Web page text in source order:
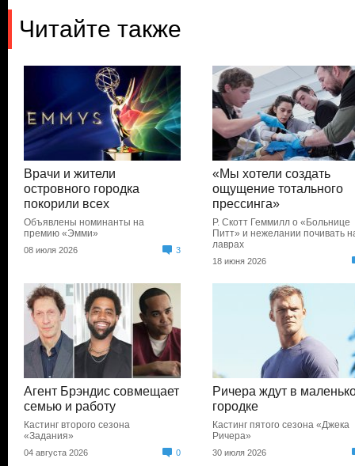
Читайте также
Врачи и жители
островного городка
покорили всех
Объявлены номинанты на
премию «Эмми»
08 июля 2026 3
«Мы хотели создать
ощущение тотального
прессинга»
Р. Скотт Геммилл о «Больнице
Питт» и нежелании почивать
лаврах
18 июня 2026
Агент Брэндис совмещает
семью и работу
Кастинг второго сезона
«Задания»
04 августа 2026 0
Ричера ждут в
городке
Кастинг пятого сезона «Джека
Ричера»
30 июля 2026